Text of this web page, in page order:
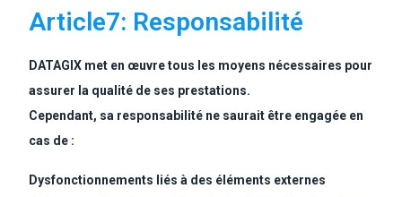
Article7: Responsabilité
DATAGIX met en œuvre tous les moyens nécessaires pour
assurer la qualité de ses prestations.
Cependant, sa responsabilité ne saurait être engagée en
cas de :
Dysfonctionnements liés à des éléments externes